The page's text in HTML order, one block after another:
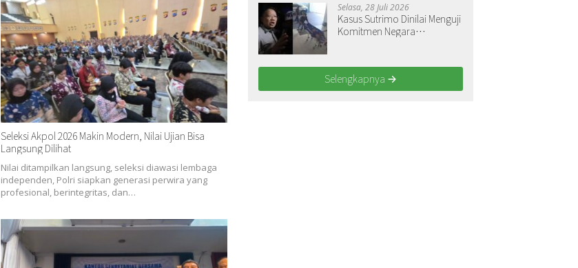
Seleksi Akpol 2026 Makin Modern, Nilai Ujian Bisa
Langsung Dilihat
Nilai ditampilkan langsung, seleksi diawasi lembaga
independen, Polri siapkan generasi perwira yang
profesional, berintegritas, dan…
Selasa, 28 Juli 2026
Kasus Sutrimo Dinilai Menguji
Komitmen Negara
Selengkapnya